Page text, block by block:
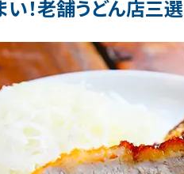
！老舗うどん店三選